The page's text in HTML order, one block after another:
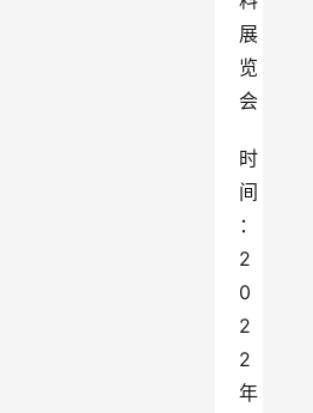
展
览
会
时
间
：
2
0
2
2
年